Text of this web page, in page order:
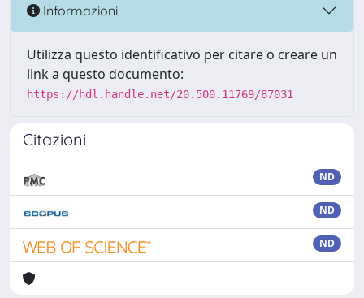
Informazioni
Utilizza questo identificativo per citare o creare un
link a questo documento:
https://hdl.handle.net/20.500.11769/87031
Citazioni
ND
ND
ND